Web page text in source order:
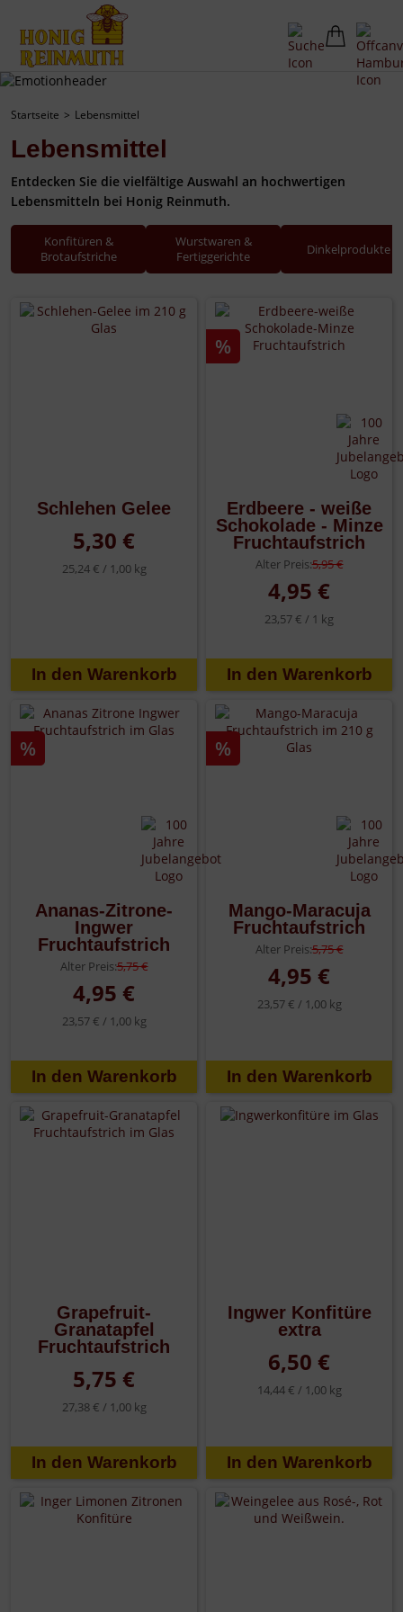
Startseite Lebensmittel
Lebensmittel
Entdecken Sie die vielfältige Auswahl an hochwertigen
Lebensmitteln bei Honig Reinmuth.
Konfitüren &
Brotaufstriche
Wurstwaren &
Fertiggerichte
Dinkelprodukte
Schlehen Gelee
5,30 €
25,24 € / 1,00 kg
%
Erdbeere - weiße
Schokolade - Minze
Fruchtaufstrich
Alter Preis:5,95 €
4,95 €
23,57 € / 1 kg
%
Ananas-Zitrone-
Ingwer
Fruchtaufstrich
Alter Preis:5,75 €
4,95 €
23,57 € / 1,00 kg
%
Mango-Maracuja
Fruchtaufstrich
Alter Preis:5,75 €
4,95 €
23,57 € / 1,00 kg
Grapefruit-
Granatapfel
Fruchtaufstrich
5,75 €
27,38 € / 1,00 kg
Ingwer Konfitüre
extra
6,50 €
14,44 € / 1,00 kg